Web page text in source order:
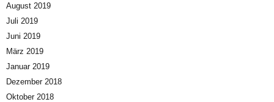
August 2019
Juli 2019
Juni 2019
März 2019
Januar 2019
Dezember 2018
Oktober 2018